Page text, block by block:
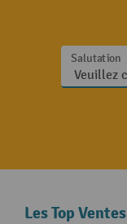
Salutation
Les Top Ventes